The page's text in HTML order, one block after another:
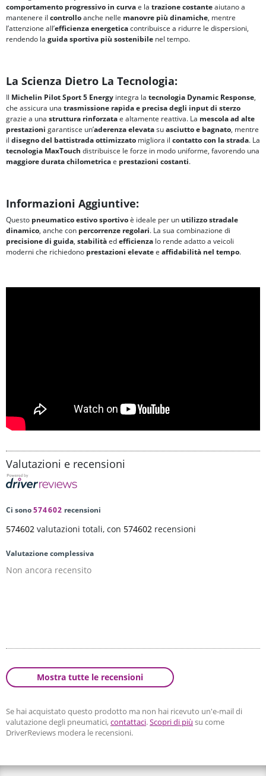
comportamento progressivo in curvae la trazione costanteaiutano a
mantenere il controlloanche nelle manovre più dinamiche, mentre
l’attenzione all’efficienza energeticacontribuisce a ridurre le dispersioni,
rendendo la guida sportiva più sostenibile nel tempo.
La Scienza Dietro La Tecnologia:
Il Michelin Pilot Sport 5 Energy integra la tecnologia Dynamic Response,
che assicura una trasmissione rapida e precisa degli input di sterzo
grazie a una struttura rinforzatae altamente reattiva. La mescola ad alte
prestazioni garantisce un’aderenza elevatasuasciutto e bagnato, mentre
il disegno del battistrada ottimizzato migliora il contatto con la strada. La
tecnologia MaxTouch distribuisce le forze in modo uniforme, favorendo una
maggiore durata chilometricae prestazioni costanti.
Informazioni Aggiuntive:
Questo pneumatico estivo sportivoè ideale per un utilizzo stradale
dinamico, anche con percorrenze regolari. La sua combinazione di
precisione di guida, stabilitàedefficienza lo rende adatto a veicoli
moderni che richiedono prestazioni elevatee affidabilità nel tempo.
Valutazioni e recensioni
Ci sono574602 recensioni
574602 valutazioni totali, con 574602 recensioni
Valutazione complessiva
Non ancora recensito
Mostra tutte le recensioni
Se hai acquistato questo prodotto ma non hai ricevuto un'e-mail di
valutazione degli pneumatici,contattaci.Scopri di più su come
DriverReviews modera le recensioni.